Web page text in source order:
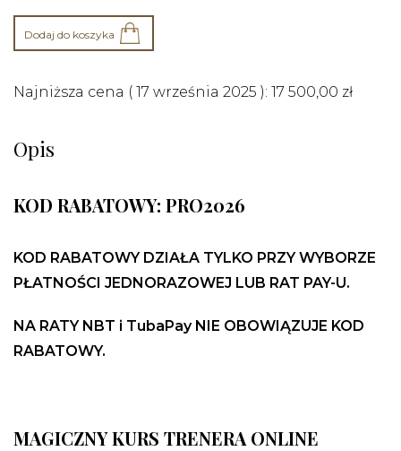
Dodaj do koszyka
Najniższa cena ( 17 września 2025 ): 17 500,00 zł
Opis
KOD RABATOWY: PRO2026
KOD RABATOWY DZIAŁA TYLKO PRZY WYBORZE
PŁATNOŚCI JEDNORAZOWEJ LUB RAT PAY-U.
NA RATY NBT i TubaPay NIE OBOWIĄZUJE KOD
RABATOWY.
MAGICZNY KURS TRENERA ONLINE